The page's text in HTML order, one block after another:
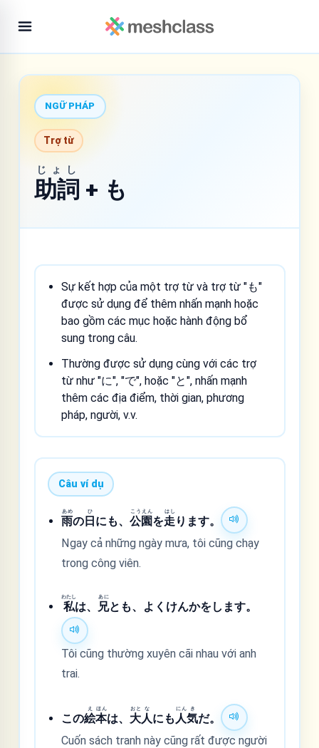
NGỮ PHÁP
Trợ từ
助詞
じょし
+ も
Sự kết hợp của một trợ từ và trợ từ "も"
được sử dụng để thêm nhấn mạnh hoặc
bao gồm các mục hoặc hành động bổ
sung trong câu.
Thường được sử dụng cùng với các trợ
từ như "に", "で", hoặc "と", nhấn mạnh
thêm các địa điểm, thời gian, phương
pháp, người, v.v.
Câu ví dụ
雨
あめ
の日
ひ
にも、公
こう
園
えん
を走
はし
ります。
Ngay cả những ngày mưa, tôi cũng chạy
trong công viên.
私
わたし
は、 兄
あに
とも、よくけんかをします。
Tôi cũng thường xuyên cãi nhau với anh
trai.
この絵
え
本
ほん
は、 大
おと
人
な
にも 人
にん
気
き
だ。
Cuốn sách tranh này cũng rất được người